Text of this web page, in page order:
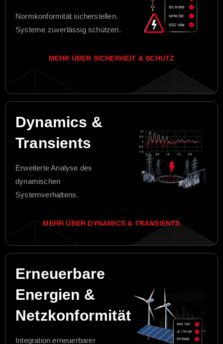
Normkonformität sicherstellen.
Systeme zuverlässig schützen.
MEHR ÜBER SICHERHEIT & SCHUTZ
Dynamics &
Transients
Erweiterte Analyse des
dynamischen
Systemverhaltens.
MEHR ÜBER DYNAMICS & TRANSIENTS
Erneuerbare
Energien &
Netzkonformität
Integration erneuerbarer